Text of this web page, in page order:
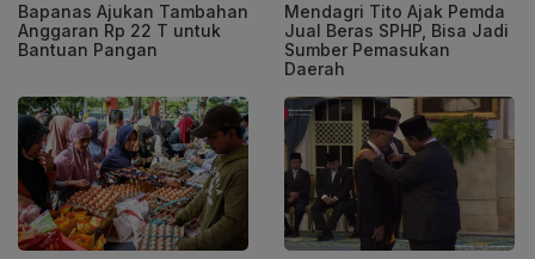
Bapanas Ajukan Tambahan
Anggaran Rp 22 T untuk
Bantuan Pangan
Mendagri Tito Ajak Pemda
Jual Beras SPHP, Bisa Jadi
Sumber Pemasukan
Daerah